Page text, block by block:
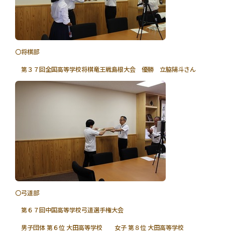
〇将棋部
第３７回全国高等学校将棋竜王戦島根大会 優勝 立脇陽斗さん
〇弓道部
第６７回中国高等学校弓道選手権大会
男子団体 第６位 大田高等学校 女子 第８位 大田高等学校